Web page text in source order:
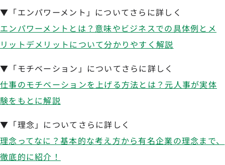
▼「エンパワーメント」についてさらに詳しく
エンパワーメントとは？意味やビジネスでの具体例とメ
リットデメリットについて分かりやすく解説
▼「モチベーション」についてさらに詳しく
仕事のモチベーションを上げる方法とは？元人事が実体
験をもとに解説
▼「理念」についてさらに詳しく
理念ってなに？基本的な考え方から有名企業の理念まで、
徹底的に紹介！